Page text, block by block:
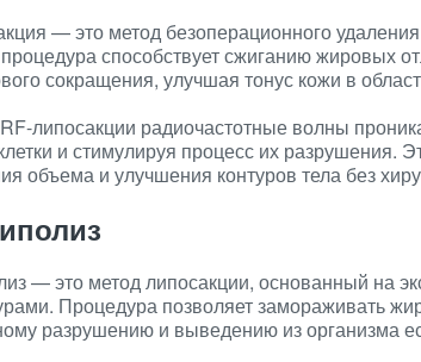
— это метод безоперационного
способствует сжиганию жировых
сокращения, улучшая тонус кожи в
липосакции радиочастотные волны
и стимулируя процесс их разрушения.
объема и улучшения контуров тела без
— это метод липосакции, основанный на
Процедура позволяет замораживать
разрушению и выведению из организма